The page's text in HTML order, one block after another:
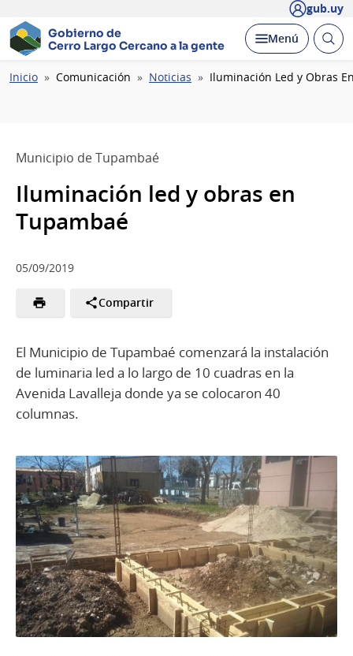
gub.uy
Gobierno de
Cerro Largo Cercano a la gente
Desplegar
Menú Abrir
Ruta
Inicio Comunicación Noticias Iluminación Led y Obras
Municipio de Tupambaé
Iluminación led y obras en
Tupambaé
05/09/2019
Compartir
El Municipio de Tupambaé comenzará la instalación
de luminaria led a lo largo de 10 cuadras en la
Avenida Lavalleja donde ya se colocaron 40
columnas.